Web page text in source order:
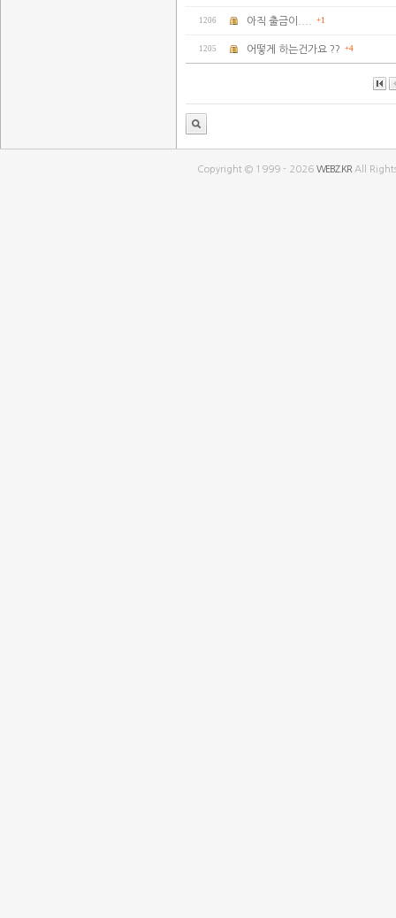
1206 아직 출금이.... +1
1205 어떻게 하는건가요 ?? +4
Copyright © 1999 - 2026WEBZ.KR All